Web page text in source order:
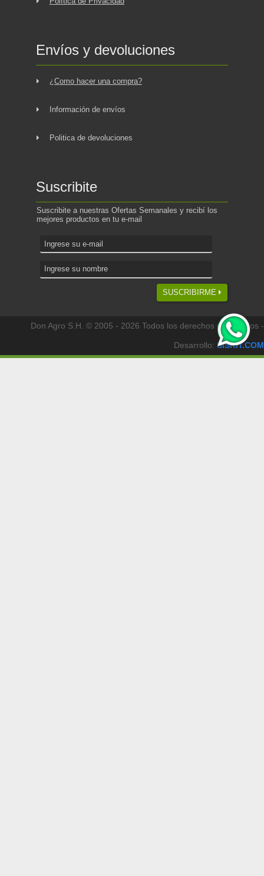
Envíos y devoluciones
¿Como hacer una compra?
Información de envíos
Politica de devoluciones
Suscribite
Suscribite a nuestras Ofertas Semanales y recibí los
mejores productos en tu e-mail
SUSCRIBIRME
Don Agro S.H. © 2005 - 2026 Todos los derechos reservados -
Desarrollo: SISKIT.COM